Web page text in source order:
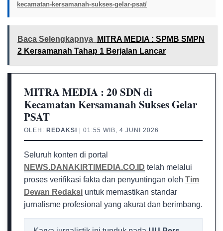
kecamatan-kersamanah-sukses-gelar-psat/
Baca Selengkapnya
MITRA MEDIA : SPMB SMPN
2 Kersamanah Tahap 1 Berjalan Lancar
MITRA MEDIA : 20 SDN di
Kecamatan Kersamanah Sukses Gelar
PSAT
OLEH: REDAKSI | 01:55 WIB, 4 JUNI 2026
Seluruh konten di portal
NEWS.DANAKIRTIMEDIA.CO.ID telah melalui
proses verifikasi fakta dan penyuntingan oleh Tim
Dewan Redaksi untuk memastikan standar
jurnalisme profesional yang akurat dan berimbang.